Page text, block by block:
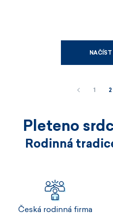
NAČÍST
1 2
Pleteno
Rodinná
Česká rodinná firma